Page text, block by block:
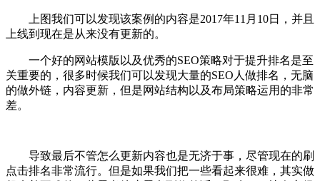
上图我们可以发现该案例的内容是2017年11月10日，并且
上线到现在是从来没有更新的。
一个好的网站模版以及优秀的SEO策略对于提升排名是至
关重要的，很多时候我们可以发现大量的SEO人做排名，无脑
的做外链，内容更新，但是网站结构以及布局策略运用的非常
差。
导致最后不管怎么更新内容也是无济于事，尽管现在的刷
点击排名非常流行。但是如果我们把一些看起来很难，其实做